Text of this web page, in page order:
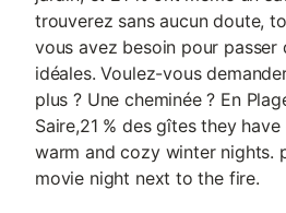
trouverez sans aucun doute,
vous avez besoin pour passer
idéales. Voulez-vous
plus ? Une cheminée ? En
Saire,21 % des gîtes they
warm and cozy winter nights.
movie night next to the fire.